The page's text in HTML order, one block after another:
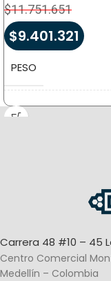
$11.751.651
$9.401.321
PESO
DIMENSIONES
Carrera 48 #10 – 45
Centro Comercial
Medellín – Colombia